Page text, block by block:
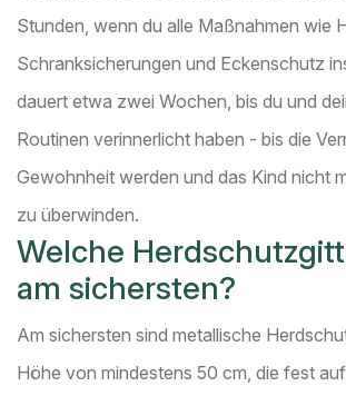
Stunden, wenn du alle Maßnahmen wie
Schranksicherungen und Eckenschutz
dauert etwa zwei Wochen, bis du und
Routinen verinnerlicht haben - bis die
Gewohnheit werden und das Kind nicht
zu überwinden.
Welche
am sichersten?
Am sichersten sind metallische
Höhe von mindestens 50 cm, die fest